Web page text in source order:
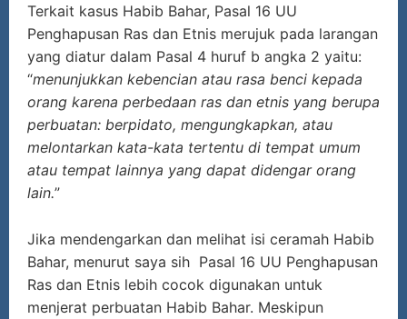
Terkait kasus Habib Bahar, Pasal 16 UU
Penghapusan Ras dan Etnis merujuk pada larangan
yang diatur dalam Pasal 4 huruf b angka 2 yaitu:
“menunjukkan kebencian atau rasa benci kepada
orang karena perbedaan ras dan etnis yang berupa
perbuatan: berpidato, mengungkapkan, atau
melontarkan kata-kata tertentu di tempat umum
atau tempat lainnya yang dapat didengar orang
lain.”
Jika mendengarkan dan melihat isi ceramah Habib
Bahar, menurut saya sih Pasal 16 UU Penghapusan
Ras dan Etnis lebih cocok digunakan untuk
menjerat perbuatan Habib Bahar. Meskipun